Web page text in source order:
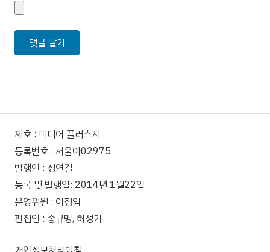
제호 : 미디어 플러스지
등록번호 : 서울아02975
발행인 : 정연길
등록 및 발행일: 2014년 1월22일
운영위원 : 이정임
편집인 : 송규명, 허성기